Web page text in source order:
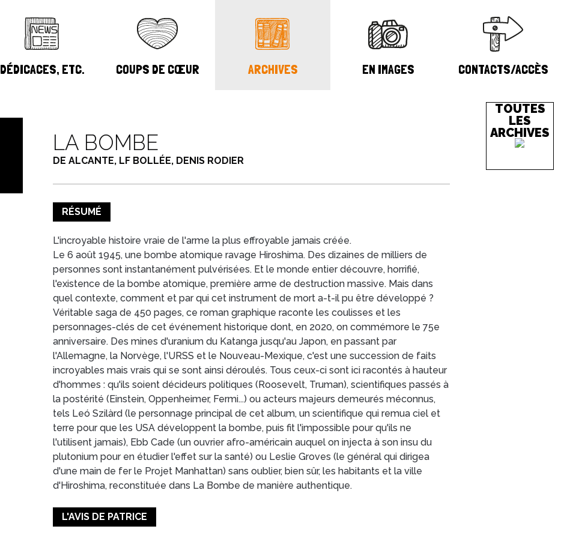
DÉDICACES, ETC. COUPS DE CŒUR ARCHIVES EN IMAGES CONTACTS/ACCÈS
LA BOMBE
DE ALCANTE, LF BOLLÉE, DENIS RODIER
RÉSUMÉ
L'incroyable histoire vraie de l'arme la plus effroyable jamais créée.
Le 6 août 1945, une bombe atomique ravage Hiroshima. Des dizaines de milliers de
personnes sont instantanément pulvérisées. Et le monde entier découvre, horrifié,
l'existence de la bombe atomique, première arme de destruction massive. Mais dans
quel contexte, comment et par qui cet instrument de mort a-t-il pu être développé ?
Véritable saga de 450 pages, ce roman graphique raconte les coulisses et les
personnages-clés de cet événement historique dont, en 2020, on commémore le 75e
anniversaire. Des mines d'uranium du Katanga jusqu'au Japon, en passant par
l'Allemagne, la Norvège, l'URSS et le Nouveau-Mexique, c'est une succession de faits
incroyables mais vrais qui se sont ainsi déroulés. Tous ceux-ci sont ici racontés à hauteur
d'hommes : qu'ils soient décideurs politiques (Roosevelt, Truman), scientifiques passés à
la postérité (Einstein, Oppenheimer, Fermi...) ou acteurs majeurs demeurés méconnus,
tels Leó Szilàrd (le personnage principal de cet album, un scientifique qui remua ciel et
terre pour que les USA développent la bombe, puis fit l'impossible pour qu'ils ne
l'utilisent jamais), Ebb Cade (un ouvrier afro-américain auquel on injecta à son insu du
plutonium pour en étudier l'effet sur la santé) ou Leslie Groves (le général qui dirigea
d'une main de fer le Projet Manhattan) sans oublier, bien sûr, les habitants et la ville
d'Hiroshima, reconstituée dans La Bombe de manière authentique.
L'AVIS DE PATRICE
TOUTES
LES
ARCHIVES